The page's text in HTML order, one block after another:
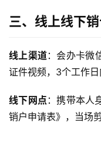
宽
随
W
i
三、线上线下
线上渠道：会办卡微
证件视频，3个工作日
线下网点 ：携带本人
销户申请表》，当场